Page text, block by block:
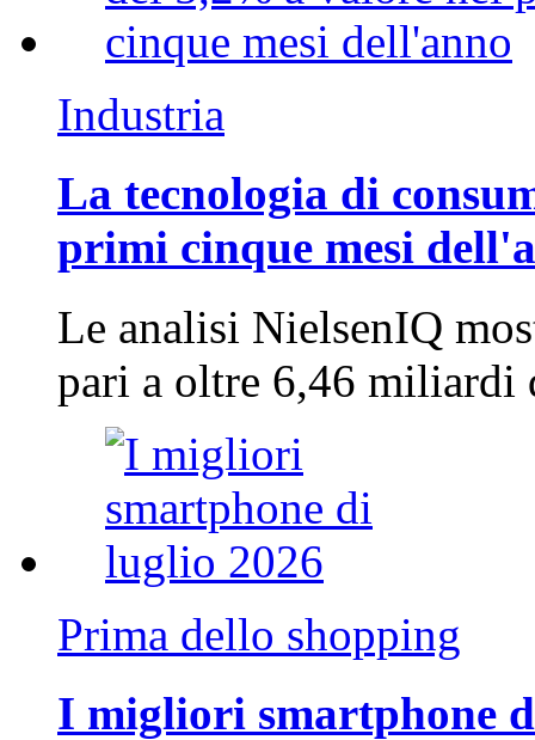
Industria
La tecnologia di
primi cinque mesi
Le analisi NielsenIQ
pari a oltre 6,46
Prima dello shopping
I migliori smartphone